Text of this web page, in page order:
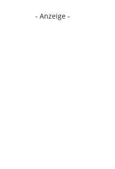
- Anzeige -